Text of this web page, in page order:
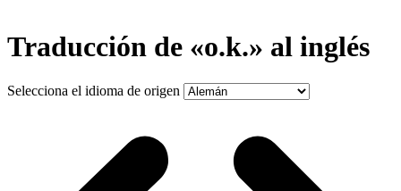
Traducción de «o.k.» al inglés
Selecciona el idioma de origen